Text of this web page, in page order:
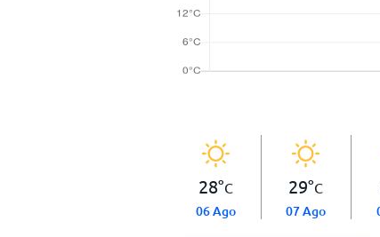
28°C
06 Ago
29°C
07 Ago